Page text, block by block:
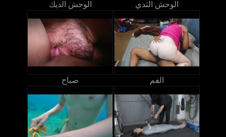
الوحش الديك الوحش الثدي
صباح الفم